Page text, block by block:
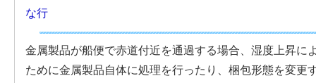
な行
金属製品が船便で赤道付近を通過する場合、湿度上昇
ために金属製品自体に処理を行ったり、梱包形態を変